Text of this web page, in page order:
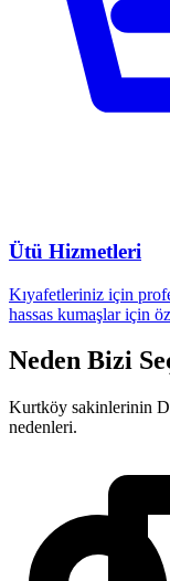
Ütü Hizmetleri
Kıyafetleriniz için
hassas kumaşlar için
Neden Bizi
Kurtköy sakinlerinin
nedenleri.